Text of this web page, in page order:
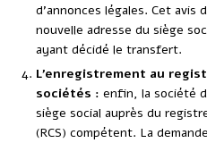
d’annonces légales. Cet avis
nouvelle adresse du siège
ayant décidé le transfert.
L’enregistrement au
sociétés : enfin, la société
siège social auprès du
(RCS) compétent. La